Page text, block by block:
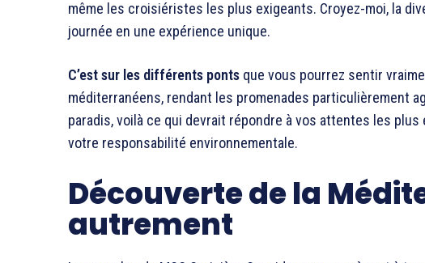
même les croisiéristes les plus exigeants. Croyez-moi, la
journée en une expérience unique.
C’est sur les différents ponts que vous pourrez sentir
méditerranéens, rendant les promenades particulièrement
paradis, voilà ce qui devrait répondre à vos attentes les
votre responsabilité environnementale.
Découverte de la
autrement